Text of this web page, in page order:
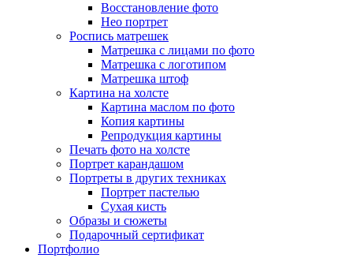
Восстановление фото
Нео портрет
Роспись матрешек
Матрешка с лицами по фото
Матрешка с логотипом
Матрешка штоф
Картина на холсте
Картина маслом по фото
Копия картины
Репродукция картины
Печать фото на холсте
Портрет карандашом
Портреты в других техниках
Портрет пастелью
Сухая кисть
Образы и сюжеты
Подарочный сертификат
Портфолио